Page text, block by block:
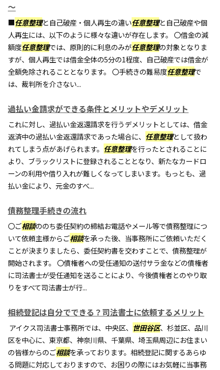
～
■任意整理と自己破産・個人再生の違い任意整理と自己破産や個
人再生には、以下のように様々な違いが存在します。 〇借金の減
額度任意整理では、原則的に利息のみが任意整理の対象となりま
すが、個人再生では借金全体の5分の1程度、自己破産では借金が
全額免除されることとなります。 〇手続きの難易度任意整理で
は、裁判所を介さない...
過払い金請求ができる条件とメリットやデメリット
これに対し、過払い金返還請求を行うデメリットとしては、借金
返済中の過払い金返還請求であった場合に、 任意整理として扱わ
れてしまう点があげられます。 任意整理を行ったとされることに
より、ブラックリストに登録されることとなり、新たなカードロ
ーンの利用や借り入れが難しくなってしまいます。もっとも、過
払い金により、元金のすべ...
債務整理手続きの流れ
〇ご相談ののち委任契約の締結お電話やメール等で債務整理につ
いて依頼主様からご相談を承った後、当事務所にご依頼いただく
ことが決まりましたら、委任契約書を交わすことで、債務整理が
開始されます。 〇債権者への受任通知の送付サラ金などの債権者
に司法書士が受任通知を送ることにより、今後債権者とのやり取
りをすべて司法書士が行...
相続登記は自分でできる？司法書士に依頼するメリット
アイクス司法書士事務所では、中央区、 世田谷区、杉並区、品川
区を中心に、東京都、神奈川県、千葉県、埼玉県周辺にお住まい
の皆様からのご相談を承っております。相続登記に関するあらゆ
る問題に対応しておりますので、お困りの際にはお気軽に当事務